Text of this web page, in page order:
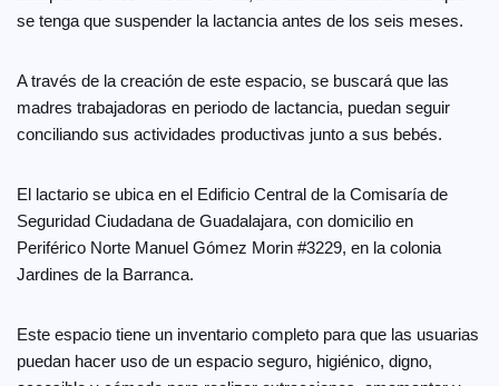
se tenga que suspender la lactancia antes de los seis meses.
A través de la creación de este espacio, se buscará que las
madres trabajadoras en periodo de lactancia, puedan seguir
conciliando sus actividades productivas junto a sus bebés.
El lactario se ubica en el Edificio Central de la Comisaría de
Seguridad Ciudadana de Guadalajara, con domicilio en
Periférico Norte Manuel Gómez Morin #3229, en la colonia
Jardines de la Barranca.
Este espacio tiene un inventario completo para que las usuarias
puedan hacer uso de un espacio seguro, higiénico, digno,